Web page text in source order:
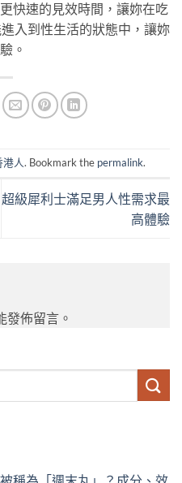
快速的見效時間，讓妳在吃
入到性生活的狀態中，讓妳
。
人. Bookmark the permalink.
超級犀利士滿足男人性需求最
高體驗
發佈留言。